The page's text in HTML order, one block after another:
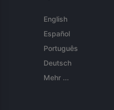
English
Español
Português
Deutsch
Mehr ...